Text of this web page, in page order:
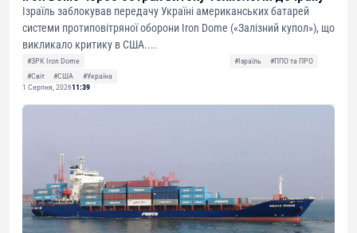
Ізраїль заблокував передачу Україні американських батарей
системи протиповітряної оборони Iron Dome («Залізний купол»), що
викликало критику в США....
#ЗРК Iron Dome #Ізраїль
#ППО та ПРО
#Світ
#США
#Україна
1 Серпня, 202611:39